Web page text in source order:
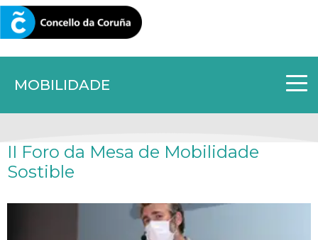
MOBILIDADE
CORUNA.GAL
II Foro da Mesa de Mobilidade
Sostible